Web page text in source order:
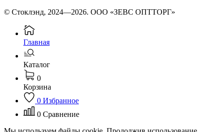
© Стоклэнд, 2024—2026. ООО «ЗЕВС ОПТТОРГ»
Главная
Каталог
0
Корзина
0 Избранное
0 Сравнение